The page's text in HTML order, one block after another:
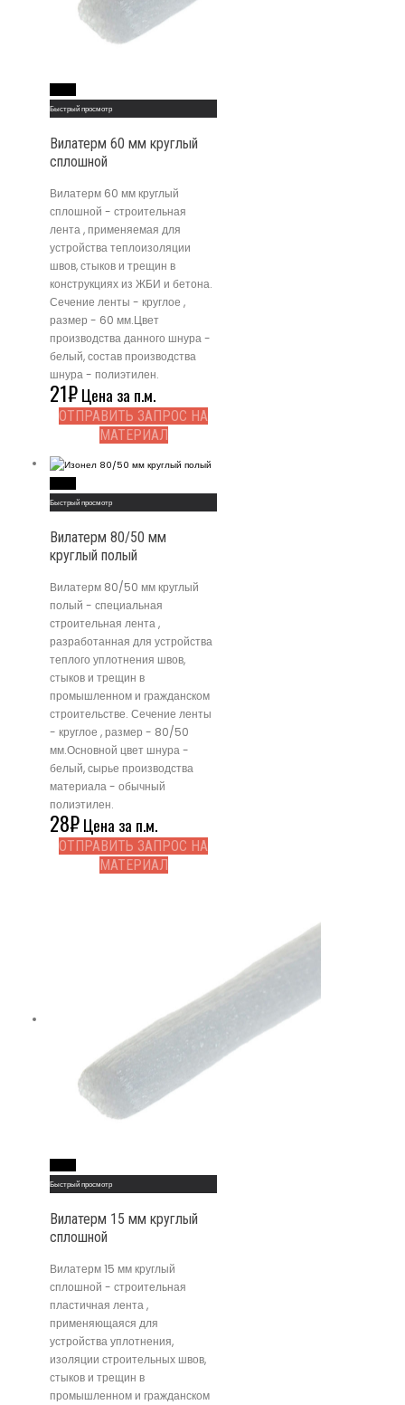
Быстрый просмотр
Вилатерм 60 мм круглый
сплошной
Вилатерм 60 мм круглый
сплошной - строительная
лента , применяемая для
устройства теплоизоляции
швов, стыков и трещин в
конструкциях из ЖБИ и бетона.
Сечение ленты - круглое ,
размер - 60 мм.Цвет
производства данного шнура -
белый, состав производства
шнура - полиэтилен.
21₽Цена за п.м.
ОТПРАВИТЬ ЗАПРОС НА
МАТЕРИАЛ
Быстрый просмотр
Вилатерм 80/50 мм
круглый полый
Вилатерм 80/50 мм круглый
полый - специальная
строительная лента ,
разработанная для устройства
теплого уплотнения швов,
стыков и трещин в
промышленном и гражданском
строительстве. Сечение ленты
- круглое , размер - 80/50
мм.Основной цвет шнура -
белый, сырье производства
материала - обычный
полиэтилен.
28₽Цена за п.м.
ОТПРАВИТЬ ЗАПРОС НА
МАТЕРИАЛ
Быстрый просмотр
Вилатерм 15 мм круглый
сплошной
Вилатерм 15 мм круглый
сплошной - строительная
пластичная лента ,
применяющаяся для
устройства уплотнения,
изоляции строительных швов,
стыков и трещин в
промышленном и гражданском